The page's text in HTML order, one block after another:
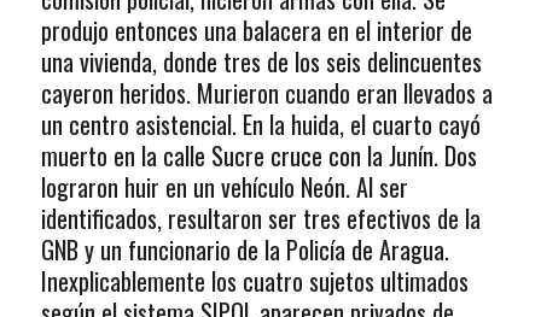
produjo entonces una balacera en el interior de
una vivienda, donde tres de los seis delincuentes
cayeron heridos. Murieron cuando eran llevados a
un centro asistencial. En la huida, el cuarto cayó
muerto en la calle Sucre cruce con la Junín. Dos
lograron huir en un vehículo Neón. Al ser
identificados, resultaron ser tres efectivos de la
GNB y un funcionario de la Policía de Aragua.
Inexplicablemente los cuatro sujetos ultimados